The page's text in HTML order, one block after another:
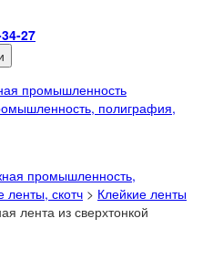
27
промышленность
полиграфия,
промышленность,
ленты, скотч > Клейкие ленты
лента из сверхтонкой